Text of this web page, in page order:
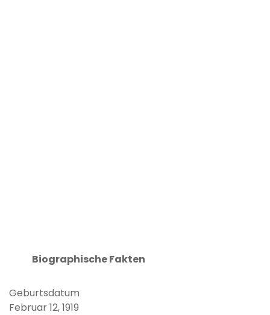
Biographische Fakten
Geburtsdatum
Februar 12, 1919